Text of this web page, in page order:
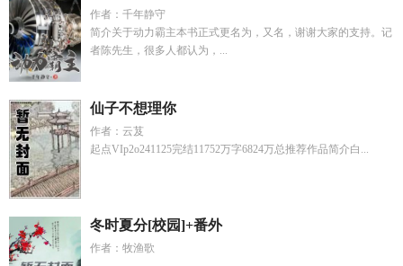
作者：千年静守
简介关于动力霸主本书正式更名为，又名，谢谢大家的支持。记
者陈先生，很多人都认为，...
仙子不想理你
作者：云芨
起点VIp2o241125完结11752万字6824万总推荐作品简介白...
冬时夏分[校园]+番外
作者：牧渔歌